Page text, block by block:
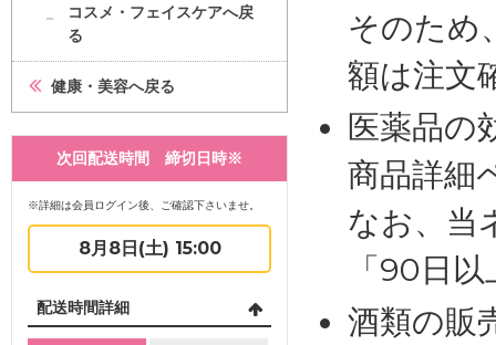
コスメ・フェイスケアへ戻
る
健康・美容へ戻る
次回配送時間 締切日時※
※詳細は会員ログイン後、ご確認下さいませ。
8月8日(土) 15:00
配送時間詳細
そのため
額は注文
医薬品の
商品詳細
なお、当
「90日
酒類の販